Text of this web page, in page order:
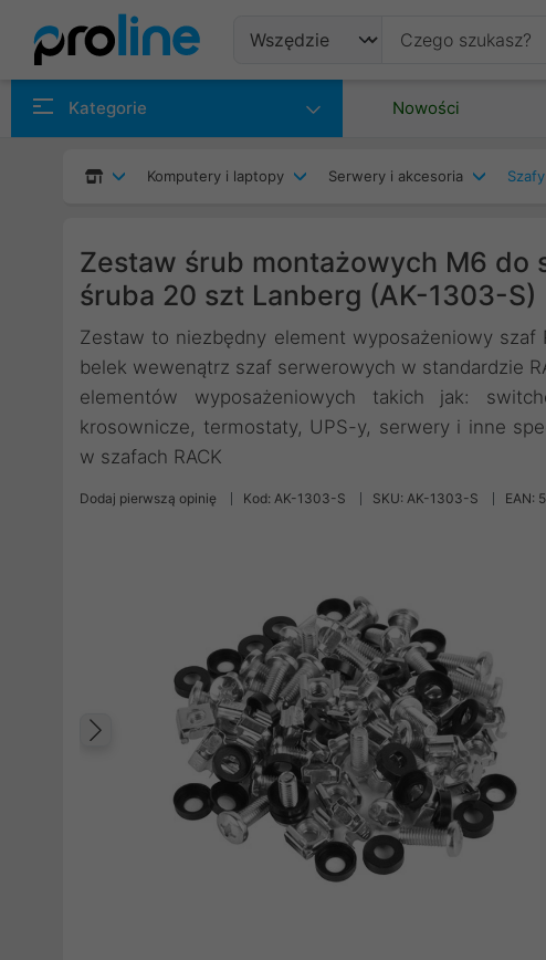
Kategorie Nowości
Komputery i laptopy Serwery i akcesoria
Zestaw śrub montażowych M6 do
śruba 20 szt Lanberg (AK-1303-S)
Zestaw to niezbędny element wyposażeniowy szaf
belek wewenątrz szaf serwerowych w standardzie
elementów wyposażeniowych takich jak:
krosownicze, termostaty, UPS-y, serwery i inne
w szafach RACK
Dodaj pierwszą opinię Kod: AK-1303-S SKU: AK-1303-S EAN:
Poprzedni